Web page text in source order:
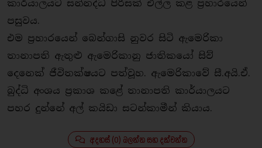
කාර්යාලයට සන්නද්ධ පිරිසක් එල්ල කළ ප‍්‍රහාරයෙන්
පසුවය.
එම ප‍්‍රහාරයෙන් බෙන්ගාසි නුවර සිටි ඇමෙරිකා
තානාපති ඇතුළු ඇමෙරිකානු ජාතිකයෝ සිව්
දෙනෙක් ජීවිතක්ෂයට පත්වූහ. ඇමෙරිකාවේ සී.අයි.ඒ.
බුද්ධි අංශය ප‍්‍රකාශ කළේ තානාපති කාර්යාලයට
පහර දුන්නේ අල් කයිඩා සටන්කාමීන් කියාය.
අදහස් (0) බලන්න සහ දක්වන්න